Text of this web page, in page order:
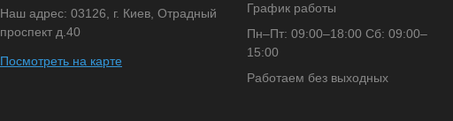
Наш адрес: 03126, г. Киев, Отрадный
проспект д.40
Посмотреть на карте
График работы
Пн–Пт: 09:00–18:00 Сб: 09:00–
15:00
Работаем без выходных